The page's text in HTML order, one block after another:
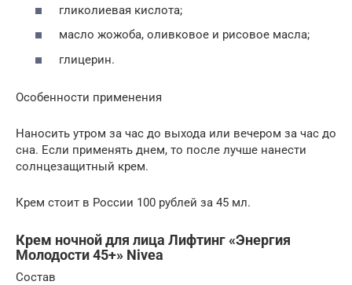
гликолиевая кислота;
масло жожоба, оливковое и рисовое масла;
глицерин.
Особенности применения
Наносить утром за час до выхода или вечером за час до
сна. Если применять днем, то после лучше нанести
солнцезащитный крем.
Крем стоит в России 100 рублей за 45 мл.
Крем ночной для лица Лифтинг «Энергия
Молодости 45+» Nivea
Состав